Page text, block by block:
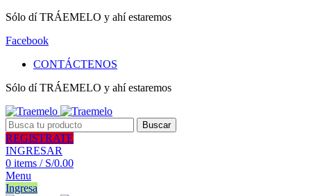
Sólo dí TRÁEMELO y ahí estaremos
Facebook
CONTÁCTENOS
Sólo dí TRÁEMELO y ahí estaremos
Buscar
REGISTRATE
INGRESAR
0 items / S/0.00
Menu
Ingresa